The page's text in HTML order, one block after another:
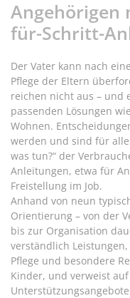
Angehörigen
für-Schritt-
Der Vater kann nach
Pflege der Eltern
reichen nicht aus – und
passenden Lösungen
Wohnen.
werden und sind für alle
was tun?“ der
Anleitungen, etwa für
Freistellung im Job.
Anhand von neun
Orientierung – von der
bis zur Organisation
verständlich
Pflege und besondere
Kinder, und verweist